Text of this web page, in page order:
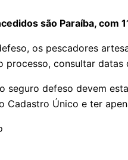
são Paraíba, com
os pescadores
processo, consultar
seguro defeso devem
Cadastro Único e ter